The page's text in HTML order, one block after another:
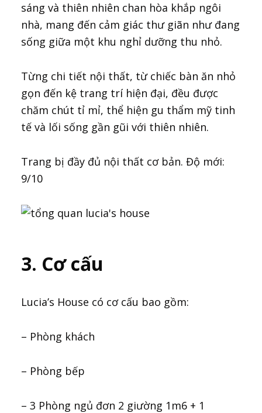
sáng và thiên nhiên chan hòa khắp ngôi
nhà, mang đến cảm giác thư giãn như đang
sống giữa một khu nghỉ dưỡng thu nhỏ.
Từng chi tiết nội thất, từ chiếc bàn ăn nhỏ
gọn đến kệ trang trí hiện đại, đều được
chăm chút tỉ mỉ, thể hiện gu thẩm mỹ tinh
tế và lối sống gần gũi với thiên nhiên.
Trang bị đầy đủ nội thất cơ bản. Độ mới:
9/10
3. Cơ cấu
Lucia’s House có cơ cấu bao gồm:
– Phòng khách
– Phòng bếp
– 3 Phòng ngủ đơn 2 giường 1m6 + 1